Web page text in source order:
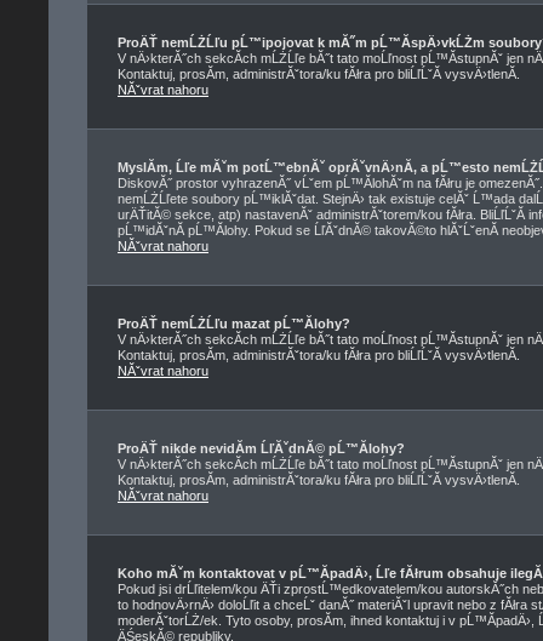
ProÄŤ nemĹŻĹľu pĹ™ipojovat k mĂ˝m pĹ™Ă­spÄ›vkĹŻm
V nÄ›kterĂ˝ch sekcĂ­ch mĹŻĹľe bĂ˝t tato moĹľnost pĹ™Ă­stupnĂˇ jen
Kontaktuj, prosĂ­m, administrĂˇtora/ku fĂłra pro bliĹľĹˇĂ­ vysvÄ›tlenĂ­.
NĂˇvrat nahoru
MyslĂ­m, Ĺľe mĂˇm potĹ™ebnĂˇ oprĂˇvnÄ›nĂ­, a pĹ™esto
DiskovĂ˝ prostor vyhrazenĂ˝ vĹˇem pĹ™Ă­lohĂˇm na fĂłru je
nemĹŻĹľete soubory pĹ™iklĂˇdat. StejnÄ› tak existuje celĂˇ Ĺ™ada
urÄŤitĂ© sekce, atp) nastavenĂˇ administrĂˇtorem/kou fĂłra. BliĹľĹˇĂ­
pĹ™idĂˇnĂ­ pĹ™Ă­lohy. Pokud se ĹľĂˇdnĂ© takovĂ©to hlĂˇĹˇenĂ­
NĂˇvrat nahoru
ProÄŤ nemĹŻĹľu mazat pĹ™Ă­lohy?
V nÄ›kterĂ˝ch sekcĂ­ch mĹŻĹľe bĂ˝t tato moĹľnost pĹ™Ă­stupnĂˇ jen
Kontaktuj, prosĂ­m, administrĂˇtora/ku fĂłra pro bliĹľĹˇĂ­ vysvÄ›tlenĂ­.
NĂˇvrat nahoru
ProÄŤ nikde nevidĂ­m ĹľĂˇdnĂ© pĹ™Ă­lohy?
V nÄ›kterĂ˝ch sekcĂ­ch mĹŻĹľe bĂ˝t tato moĹľnost pĹ™Ă­stupnĂˇ jen
Kontaktuj, prosĂ­m, administrĂˇtora/ku fĂłra pro bliĹľĹˇĂ­ vysvÄ›tlenĂ­.
NĂˇvrat nahoru
Koho mĂˇm kontaktovat v pĹ™Ă­padÄ›, Ĺľe fĂłrum obsahuje
Pokud jsi drĹľitelem/kou ÄŤi zprostĹ™edkovatelem/kou autorskĂ˝ch
to hodnovÄ›rnÄ› doloĹľit a chceĹˇ danĂ˝ materiĂˇl upravit nebo z
moderĂˇtorĹŻ/ek. Tyto osoby, prosĂ­m, ihned kontaktuj i v pĹ™Ă­padÄ›,
ÄŚeskĂ© republiky.